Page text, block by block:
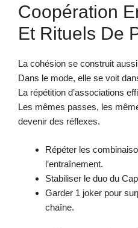
Coopération
Et Rituels De
La cohésion se construit
Dans le mode, elle se voit
La répétition d’associations
Les mêmes passes, les
devenir des réflexes.
Répéter les
l’entraînement.
Stabiliser le duo du
Garder 1 joker pour
chaîne.